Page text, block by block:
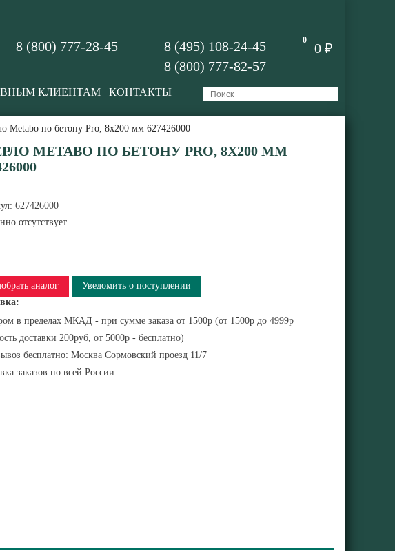
0
0 ₽
8 (495) 108-24-45
8 (800) 777-82-57
8 (800) 777-28-45
КЛИЕНТАМ КОНТАКТЫ
Metabo по бетону Pro, 8х200 мм 627426000
METABO ПО БЕТОНУ PRO, 8Х200 ММ
627426000
отсутствует
аналог
Уведомить о поступлении
в пределах МКАД - при сумме заказа от 1500р (от 1500р до 4999р
доставки 200руб, от 5000р - бесплатно)
бесплатно: Москва Сормовский проезд 11/7
заказов по всей России